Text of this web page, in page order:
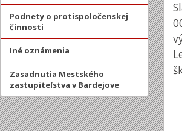
Podnety o protispoločenskej
činnosti
Iné oznámenia
Zasadnutia Mestského
zastupiteľstva v Bardejove